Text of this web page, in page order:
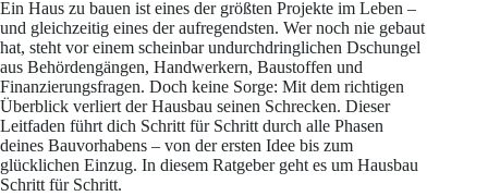
Ein Haus zu bauen ist eines der größten Projekte im Leben –
und gleichzeitig eines der aufregendsten. Wer noch nie gebaut
hat, steht vor einem scheinbar undurchdringlichen Dschungel
aus Behördengängen, Handwerkern, Baustoffen und
Finanzierungsfragen. Doch keine Sorge: Mit dem richtigen
Überblick verliert der Hausbau seinen Schrecken. Dieser
Leitfaden führt dich Schritt für Schritt durch alle Phasen
deines Bauvorhabens – von der ersten Idee bis zum
glücklichen Einzug. In diesem Ratgeber geht es um Hausbau
Schritt für Schritt.